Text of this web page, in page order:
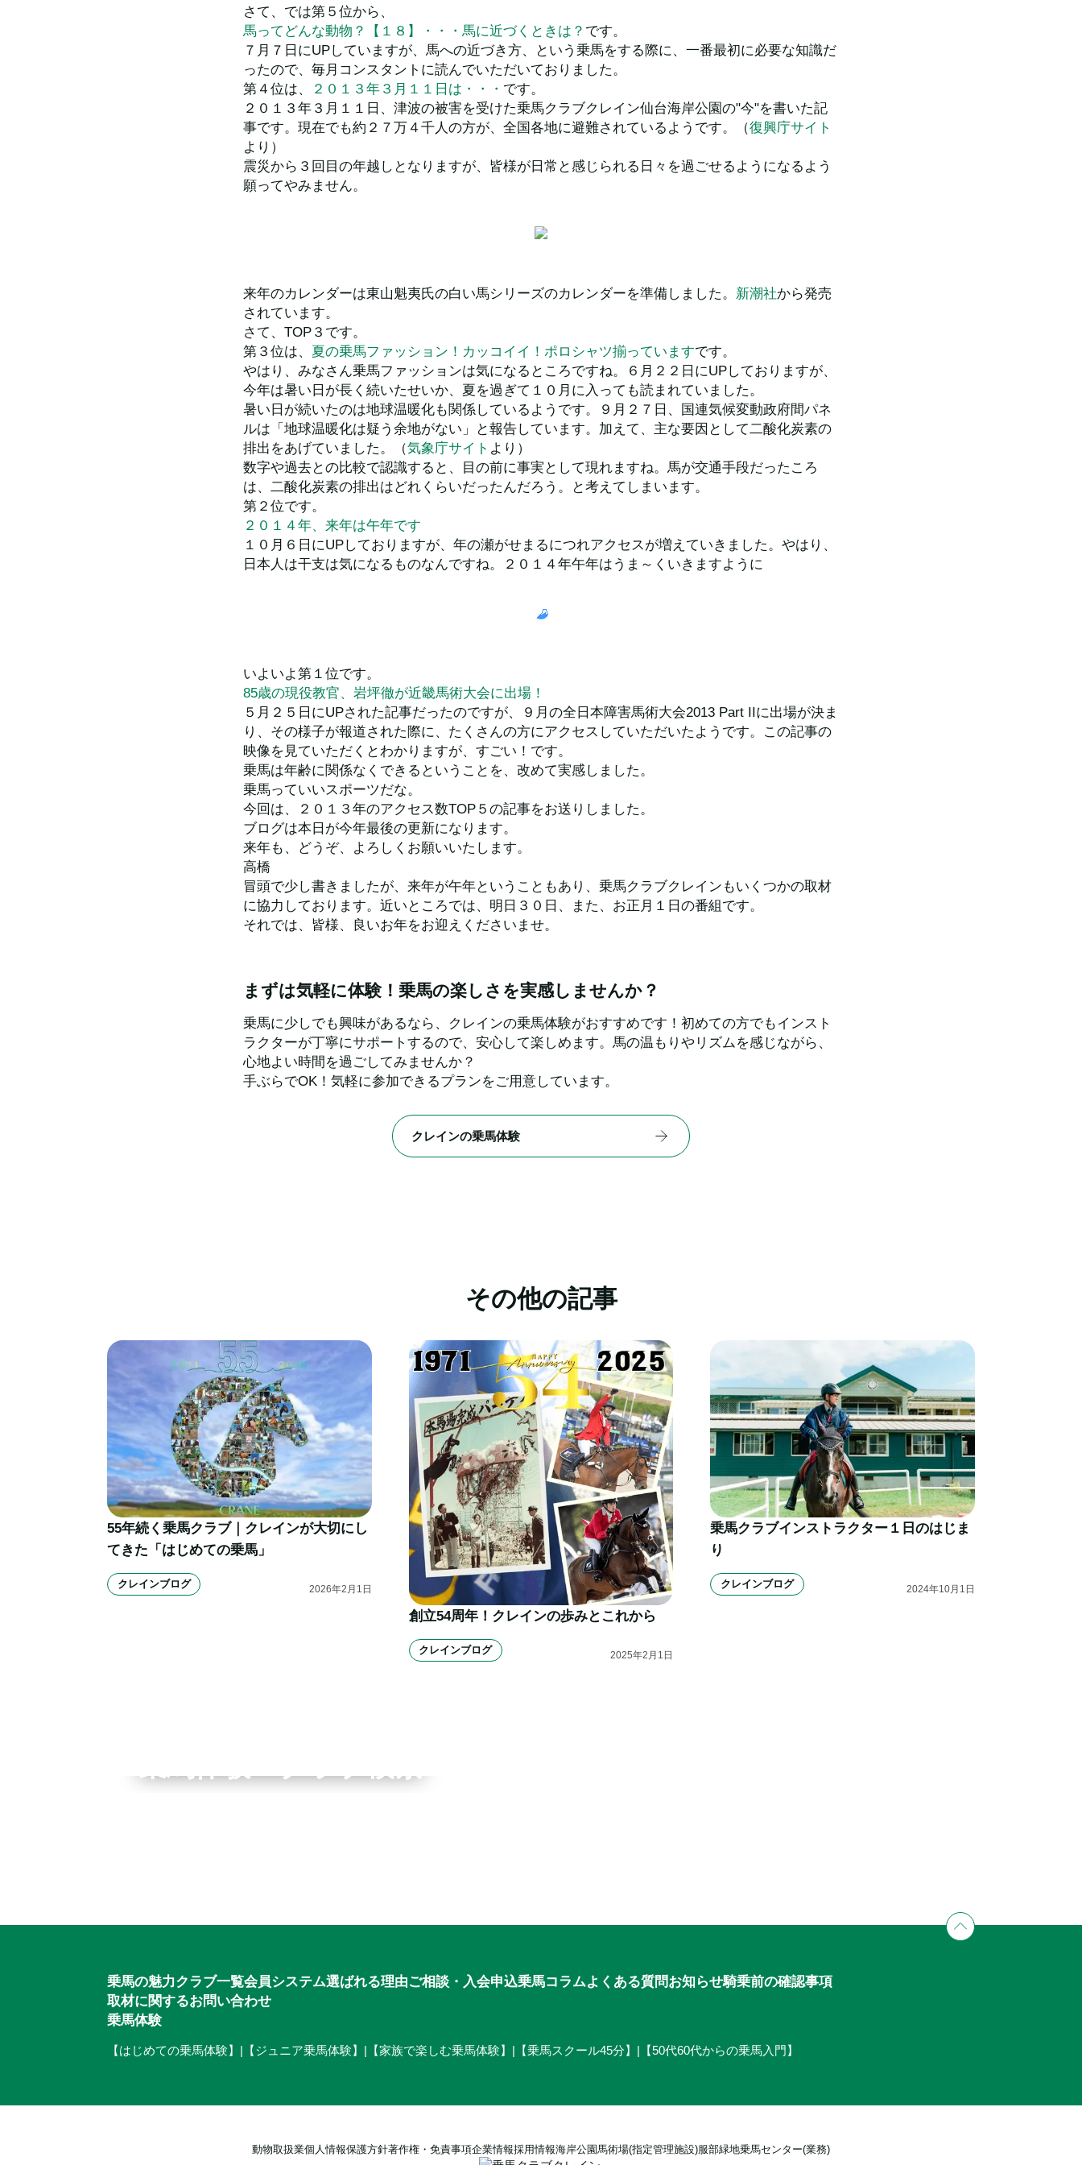
さて、では第５位から、
馬ってどんな動物？【１８】・・・馬に近づくときは？ です。
７月７日にUPしていますが、馬への近づき方、という乗馬をする際に、一番最初に必要な知識だ
ったので、毎月コンスタントに読んでいただいておりました。
第４位は、
２０１３年３月１１日は・・・ です。
２０１３年３月１１日、津波の被害を受けた乗馬クラブクレイン仙台海岸公園の"今"を書いた記
事です。現在でも約２７万４千人の方が、全国各地に避難されているようです。（復興庁サイト
より）
震災から３回目の年越しとなりますが、皆様が日常と感じられる日々を過ごせるようになるよう
願ってやみません。
来年のカレンダーは東山魁夷氏の白い馬シリーズのカレンダーを準備しました。 新潮社から発売
されています。
さて、TOP３です。
第３位は、 夏の乗馬ファッション！カッコイイ！ポロシャツ揃っていますです。
やはり、みなさん乗馬ファッションは気になるところですね。６月２２日にUPしておりますが、
今年は暑い日が長く続いたせいか、夏を過ぎて１０月に入っても読まれていました。
暑い日が続いたのは地球温暖化も関係しているようです。９月２７日、国連気候変動政府間パネ
ルは「地球温暖化は疑う余地がない」と報告しています。加えて、主な要因として二酸化炭素の
排出をあげていました。（気象庁サイト より）
数字や過去との比較で認識すると、目の前に事実として現れますね。馬が交通手段だったころ
は、二酸化炭素の排出はどれくらいだったんだろう。と考えてしまいます。
第２位です。
２０１４年、来年は午年です
１０月６日にUPしておりますが、年の瀬がせまるにつれアクセスが増えていきました。やはり、
日本人は干支は気になるものなんですね。２０１４年午年はうま～くいきますように
いよいよ第１位です。
85歳の現役教官、岩坪徹が近畿馬術大会に出場！
５月２５日にUPされた記事だったのですが、９月の全日本障害馬術大会2013 Part IIに出場が決ま
り、その様子が報道された際に、たくさんの方にアクセスしていただいたようです。この記事の
映像を見ていただくとわかりますが、すごい！です。
乗馬は年齢に関係なくできるということを、改めて実感しました。
乗馬っていいスポーツだな。
今回は、２０１３年のアクセス数TOP５の記事をお送りしました。
ブログは本日が今年最後の更新になります。
来年も、どうぞ、よろしくお願いいたします。
高橋
冒頭で少し書きましたが、来年が午年ということもあり、乗馬クラブクレインもいくつかの取材
に協力しております。近いところでは、明日３０日、また、お正月１日の番組です。
それでは、皆様、良いお年をお迎えくださいませ。
まずは気軽に体験！乗馬の楽しさを実感しませんか？
乗馬に少しでも興味があるなら、クレインの乗馬体験がおすすめです！初めての方でもインスト
ラクターが丁寧にサポートするので、安心して楽しめます。馬の温もりやリズムを感じながら、
心地よい時間を過ごしてみませんか？
手ぶらでOK！気軽に参加できるプランをご用意しています。
クレインの乗馬体験
その他の記事
55年続く乗馬クラブ｜クレインが大切にし
てきた「はじめての乗馬」
クレインブログ 2026年2 月 1 日
創立54周年！クレインの歩みとこれから
クレインブログ 2025年2 月 1 日
乗馬クラブインストラクター１日のはじま
り
クレインブログ 2024年10月 1 日
個別相談承ります
乗馬の魅力クラブ一覧会員システム選ばれる理由ご相談・入会申込乗馬コラムよくある質問お知らせ騎乗前の確認事項
取材に関するお問い合わせ
乗馬体験
【はじめての乗馬体験】 | 【ジュニア乗馬体験】 | 【家族で楽しむ乗馬体験】 | 【乗馬スクール45分】 | 【50代60代からの乗馬入門】
動物取扱業個人情報保護方針著作権・免責事項企業情報採用情報海岸公園馬術場(指定管理施設)服部緑地乗馬センター(業務)